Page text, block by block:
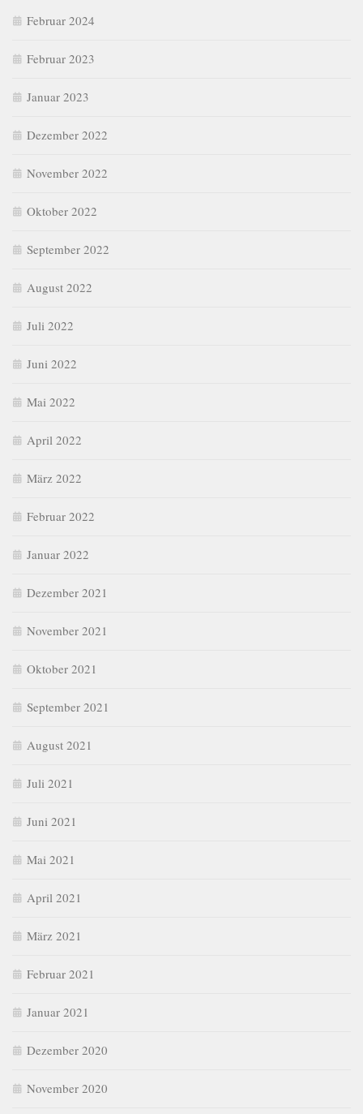
Februar 2024
Februar 2023
Januar 2023
Dezember 2022
November 2022
Oktober 2022
September 2022
August 2022
Juli 2022
Juni 2022
Mai 2022
April 2022
März 2022
Februar 2022
Januar 2022
Dezember 2021
November 2021
Oktober 2021
September 2021
August 2021
Juli 2021
Juni 2021
Mai 2021
April 2021
März 2021
Februar 2021
Januar 2021
Dezember 2020
November 2020